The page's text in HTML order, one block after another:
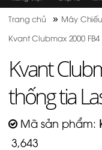
Trang chủ » Máy
Kvant Clubmax 2000
Kvant
thống tia
Mã sản phẩm:
3,643